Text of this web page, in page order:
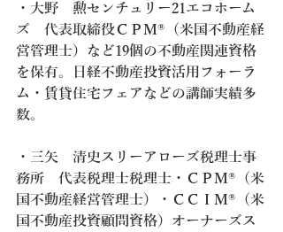
・大野　勲センチュリー21エコホーム
ズ　代表取締役ＣＰＭ®（米国不動産経
営管理士）など19個の不動産関連資格
を保有。日経不動産投資活用フォーラ
ム・賃貸住宅フェアなどの講師実績多
数。
・三矢　清史スリーアローズ税理士事
務所　代表税理士税理士・ＣＰＭ®（米
国不動産経営管理士）・ＣＣＩＭ®（米
国不動産投資顧問資格）オーナーズス